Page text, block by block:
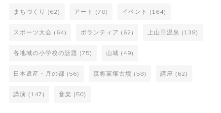
まちづくり (62) アート (70) イベント (164)
スポーツ大会 (64) ボランティア (62) 上山田温泉 (138)
各地域の小学校の話題 (75) 山城 (49)
日本遺産・月の都 (56) 森将軍塚古墳 (58) 講座 (62)
講演 (147) 音楽 (50)